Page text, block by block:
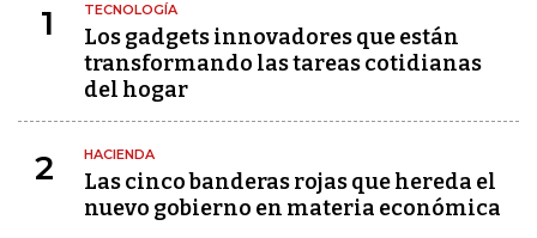
1 TECNOLOGÍA
Los gadgets innovadores que están
transformando las tareas cotidianas
del hogar
2 HACIENDA
Las cinco banderas rojas que hereda el
nuevo gobierno en materia económica